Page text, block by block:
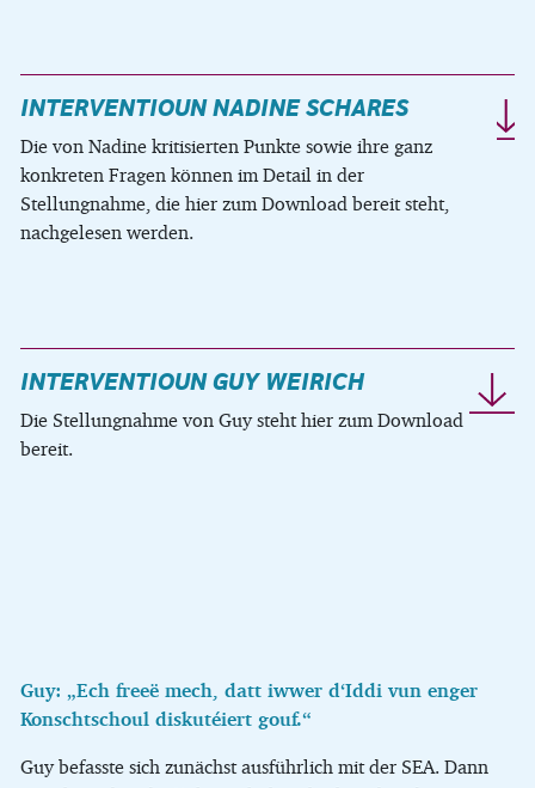
INTERVENTIOUN NADINE SCHARES
Die von Nadine kritisierten Punkte sowie ihre ganz
konkreten Fragen können im Detail in der
Stellungnahme, die hier zum Download bereit steht,
nachgelesen werden.
INTERVENTIOUN GUY WEIRICH
Die Stellungnahme von Guy steht hier zum Download
bereit.
Guy: „Ech freeë mech, datt iwwer d‘Iddi vun enger
Konschtschoul diskutéiert gouf.“
Guy befasste sich zunächst ausführlich mit der SEA. Dann